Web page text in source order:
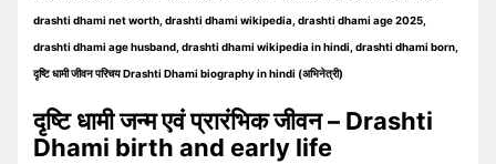
drashti dhami net worth, drashti dhami wikipedia, drashti dhami age 2025,
drashti dhami age husband, drashti dhami wikipedia in hindi, drashti dhami born,
दृष्टि धामी जीवन परिचय Drashti Dhami biography in hindi (अभिनेत्री)
दृष्टि धामी जन्म एवं प्रारंभिक जीवन – Drashti
Dhami birth and early life